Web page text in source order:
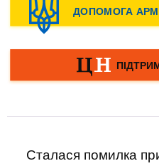
Сталася помилка